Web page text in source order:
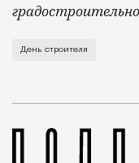
В этом году
День строителя